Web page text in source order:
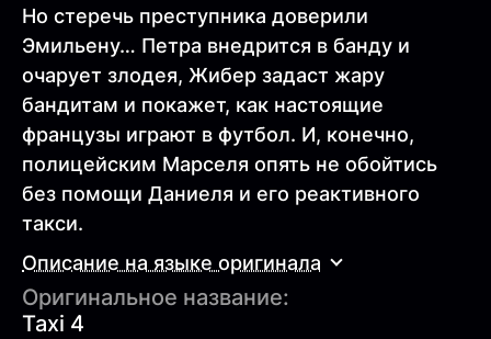
Но стеречь преступника доверили
Эмильену… Петра внедрится в банду и
очарует злодея, Жибер задаст жару
бандитам и покажет, как настоящие
французы играют в футбол. И, конечно,
полицейским Марселя опять не обойтись
без помощи Даниеля и его реактивного
такси.
Описание на языке оригинала
Оригинальное название:
Taxi 4